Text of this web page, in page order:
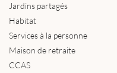
Jardins partagés
Habitat
Services à la personne
Maison de retraite
CCAS